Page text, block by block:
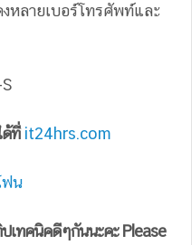
หลายเบอร์โทรศัพท์และ
ด้ที่ it24hrs.com
ฟน
เทคนิคดีๆกันนะคะ Please